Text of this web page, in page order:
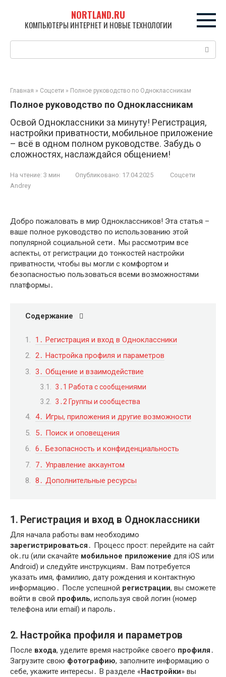
контенту
NORTLAND.RU
КОМПЬЮТЕРЫ ИНТЕРНЕТ И НОВЫЕ ТЕХНОЛОГИИ
Главная » Соцсети » Полное руководство по Одноклассникам
Полное руководство по Одноклассникам
Освой Одноклассники за минуту! Регистрация,
настройки приватности, мобильное приложение
– всё в одном полном руководстве. Забудь о
сложностях, наслаждайся общением!
На чтение: 3 мин Опубликовано: 17.04.2025
Соцсети
Andrey
Добро пожаловать в мир Одноклассников! Эта статья –
ваше полное руководство по использованию этой
популярной социальной сети․ Мы рассмотрим все
аспекты, от регистрации до тонкостей настройки
приватности, чтобы вы могли с комфортом и
безопасностью пользоваться всеми возможностями
платформы․
Содержание
1․ Регистрация и вход в Одноклассники
2․ Настройка профиля и параметров
3․ Общение и взаимодействие
3․1 Работа с сообщениями
3․2 Группы и сообщества
4․ Игры, приложения и другие возможности
5․ Поиск и оповещения
6․ Безопасность и конфиденциальность
7․ Управление аккаунтом
8․ Дополнительные ресурсы
1․ Регистрация и вход в Одноклассники
Для начала работы вам необходимо
зарегистрироваться ․ Процесс прост: перейдите на сайт
ok․ru (или скачайте мобильное приложение для iOS или
Android) и следуйте инструкциям․ Вам потребуется
указать имя, фамилию, дату рождения и контактную
информацию․ После успешной регистрации, вы сможете
войти в свой профиль, используя свой логин (номер
телефона или email) и пароль․
2․ Настройка профиля и параметров
После входа, уделите время настройке своего профиля ․
Загрузите свою фотографию, заполните информацию о
себе, укажите интересы․ В разделе « Настройки» вы